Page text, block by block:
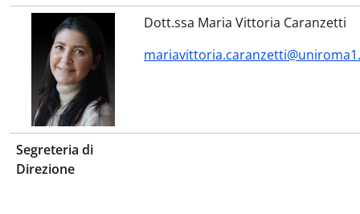
Dott.ssa Maria Vittoria Caranzetti
Segreteria di
Direzione